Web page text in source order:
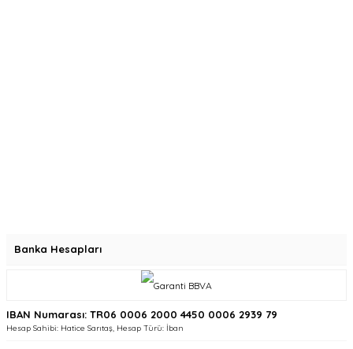
Banka Hesapları
IBAN Numarası: TR06 0006 2000 4450 0006 2939 79
Hesap Sahibi: Hatice Sarıtaş, Hesap Türü: İban